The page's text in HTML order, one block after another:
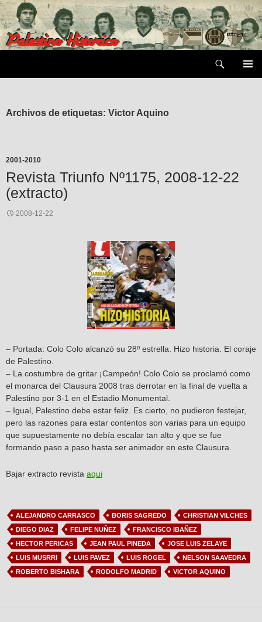
Saltar
al
contenido
Archivos de etiquetas: Victor Aquino
2001-2010
Revista Triunfo Nº1175, 2008-12-22
(extracto)
2008-12-22
– Portada: Colo Colo alcanzó su 28º estrella. Hizo historia. El coraje
de Palestino.
– La costumbre de gritar ¡Campeón! Colo Colo se proclamó como
el monarca del Clausura 2008 tras derrotar en la final de vuelta a
Palestino por 3-1 en el Estadio Monumental.
– Igual, Palestino debe estar feliz. Es cierto, no pudieron festejar,
pero las razones para estar contentos son varias para un equipo
que supuestamente no debía escalar tan alto y que se fue
formando paso a paso hasta ser animador en este Clausura.
Bajar extracto revista aqui
ALEJANDRO CARRASCO BORIS SAGREDO
CHRISTIAN VILCHES
DIEGO DIAZ
FELIPE NUÑEZ
FRANCISCO IBAÑEZ
HECTOR PERICAS
JEAN PAUL PINEDA
JOSE LUIS ZELAYE
LUIS MUSRRI
LUIS PAVEZ LUIS ROGEL
NELSON SAAVEDRA
ROBERTO BISHARA
RODOLFO MADRID VICTOR AQUINO